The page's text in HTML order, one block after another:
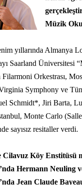
Müzik
yıllarında Almanya
Saarland Üniversitesi
Filarmoni Orkestrası,
Symphony ve
Schmidt*, Jiri Barta,
Monte Carlo
sayısız resitaller verdi.
Köy Enstitüsü
Hermann Neuling
Jean Claude